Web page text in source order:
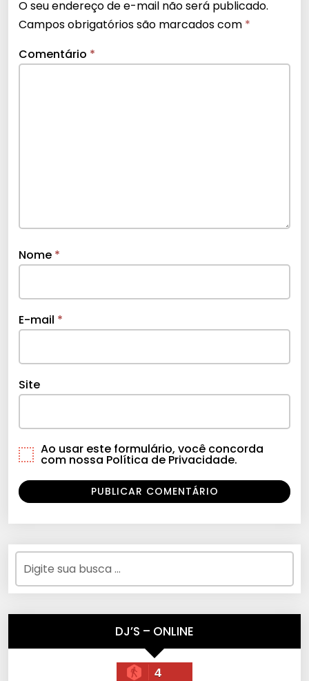
O seu endereço de e-mail não será publicado.
Campos obrigatórios são marcados com *
Comentário *
Nome *
E-mail *
Site
Ao usar este formulário, você concorda
com nossa Política de Privacidade.
DJ’S – ONLINE
4